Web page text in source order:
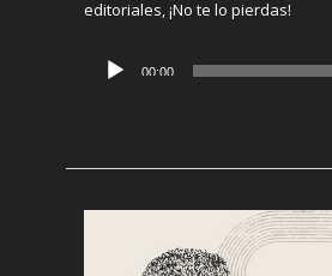
editoriales,¡No te lo pierdas!
Reproductor
00:00